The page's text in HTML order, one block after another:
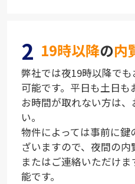
2 19時以降の内
弊社では夜19時以降で
可能です。平日も土日
お時間が取れない方は
い。
物件によっては事前に
ざいますので、夜間の
またはご連絡いただけ
能です。